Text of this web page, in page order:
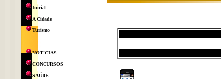
Inicial
A Cidade
Turismo
NOTÍCIAS
CONCURSOS
SAÚDE